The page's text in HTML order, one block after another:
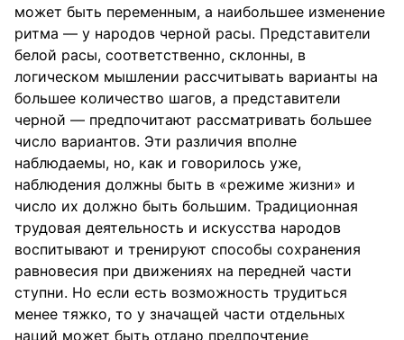
может быть переменным, а наибольшее изменение
ритма — у народов черной расы. Представители
белой расы, соответственно, склонны, в
логическом мышлении рассчитывать варианты на
большее количество шагов, а представители
черной — предпочитают рассматривать большее
число вариантов. Эти различия вполне
наблюдаемы, но, как и говорилось уже,
наблюдения должны быть в «режиме жизни» и
число их должно быть большим. Традиционная
трудовая деятельность и искусства народов
воспитывают и тренируют способы сохранения
равновесия при движениях на передней части
ступни. Но если есть возможность трудиться
менее тяжко, то у значащей части отдельных
наций может быть отдано предпочтение